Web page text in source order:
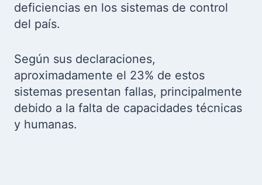
deficiencias en los sistemas de control
del país.
Según sus declaraciones,
aproximadamente el 23% de estos
sistemas presentan fallas, principalmente
debido a la falta de capacidades técnicas
y humanas.